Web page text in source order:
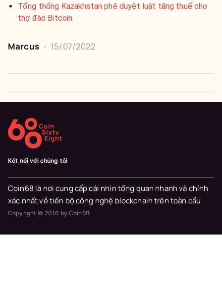
Tổng thống Kazakhstan phê duyệt luật tăng thuế cho
thợ đào Bitcoin
Marcus - 15/07/2022
Kết nối với chúng tôi
Coin68 là nơi cung cấp cái nhìn tổng quan nhanh và chính
xác nhất về tiến bộ công nghệ blockchain trên toàn cầu.
Copyright © 2016 by Coin68